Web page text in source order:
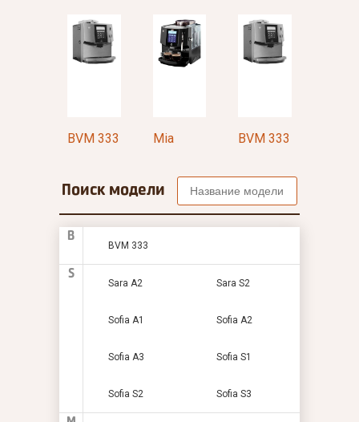
BVM 333 Мia BVM 333
Поиск модели
B
BVM 333
S
Sara A2 Sara S2
Sofia A1 Sofia A2
Sofia A3 Sofia S1
Sofia S2 Sofia S3